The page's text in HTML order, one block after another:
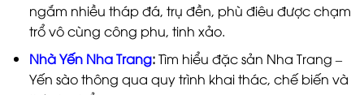
ngắm nhiều tháp đá, trụ đền, phù điêu được chạm
trổ vô cùng công phu, tinh xảo.
Nhà Yến Nha Trang:Tìm hiểu đặc sản Nha Trang –
Yến sào thông qua quy trình khai thác, chế biến và